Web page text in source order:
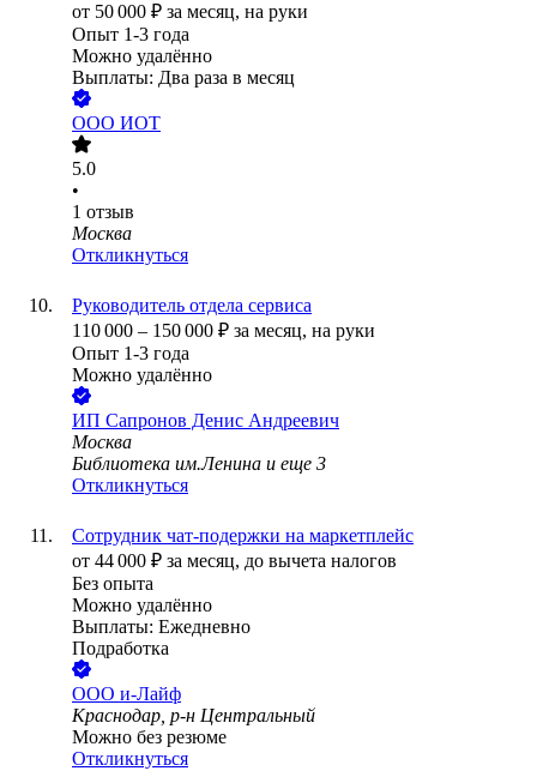
от 50 000 ₽ за месяц, на руки
Опыт 1-3 года
Можно удалённо
Выплаты: Два раза в месяц
ООО ИОТ
5.0
•
1 отзыв
Москва
Откликнуться
Руководитель отдела сервиса
110 000 – 150 000 ₽ за месяц, на руки
Опыт 1-3 года
Можно удалённо
ИП Сапронов Денис Андреевич
Москва
Библиотека им.Ленина и еще 3
Откликнуться
Сотрудник чат-подержки на маркетплейс
от 44 000 ₽ за месяц, до вычета налогов
Без опыта
Можно удалённо
Выплаты: Ежедневно
Подработка
ООО и-Лайф
Краснодар, р-н Центральный
Можно без резюме
Откликнуться